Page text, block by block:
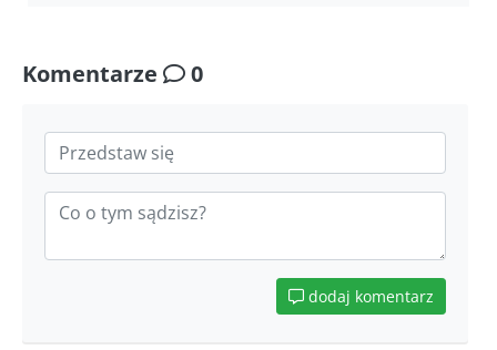
Komentarze 0
dodaj komentarz